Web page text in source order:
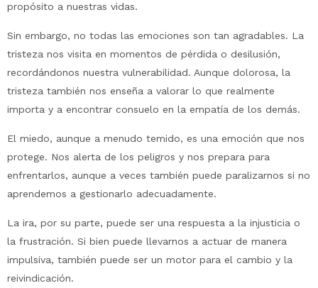
propósito a nuestras vidas.
Sin embargo, no todas las emociones son tan agradables. La
tristeza nos visita en momentos de pérdida o desilusión,
recordándonos nuestra vulnerabilidad. Aunque dolorosa, la
tristeza también nos enseña a valorar lo que realmente
importa y a encontrar consuelo en la empatía de los demás.
El miedo, aunque a menudo temido, es una emoción que nos
protege. Nos alerta de los peligros y nos prepara para
enfrentarlos, aunque a veces también puede paralizarnos si no
aprendemos a gestionarlo adecuadamente.
La ira, por su parte, puede ser una respuesta a la injusticia o
la frustración. Si bien puede llevarnos a actuar de manera
impulsiva, también puede ser un motor para el cambio y la
reivindicación.